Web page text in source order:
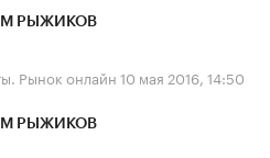
РЫЖИКОВ
Рынок онлайн10 мая 2016, 14:50
РЫЖИКОВ